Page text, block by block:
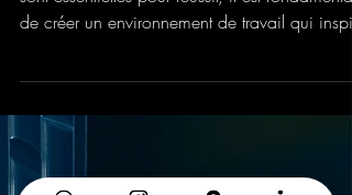
Dans un monde où l'innovation et la créativité
de créer un environnement de travail qui
des espaces de travail joue un rôle crucial
ce processus. Que vous travailliez chez vous
ou dans un bureau, des espaces adaptés